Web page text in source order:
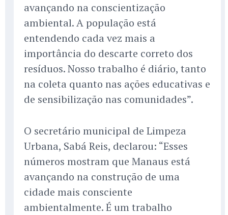
avançando na conscientização
ambiental. A população está
entendendo cada vez mais a
importância do descarte correto dos
resíduos. Nosso trabalho é diário, tanto
na coleta quanto nas ações educativas e
de sensibilização nas comunidades”.
O secretário municipal de Limpeza
Urbana, Sabá Reis, declarou: “Esses
números mostram que Manaus está
avançando na construção de uma
cidade mais consciente
ambientalmente. É um trabalho